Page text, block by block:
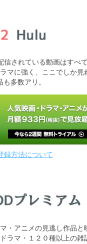
信されている動画はすべ
マに強く、ここでしか見
も多数アリ。
録方法について
・アニメの見逃し作品と
ラマ・１２０種以上の雑